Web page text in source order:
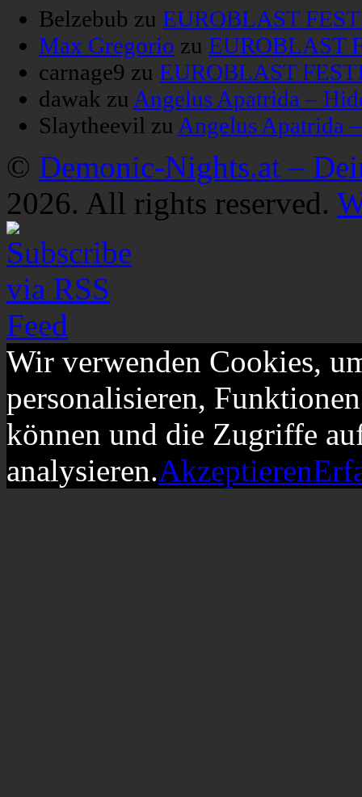
Belzebub zu EUROBLAST
Max Gregorio zu EUROBLAST
carnage9 zu EUROBLAST
dawak zu Angelus Apatrida –
Slaytheevil zu Angelus Apatrida
© Demonic-Nights.at –
2026. All rights reserved.
Wir verwenden Cookies,
personalisieren,
können und die Zugriffe
analysieren.Akzeptieren